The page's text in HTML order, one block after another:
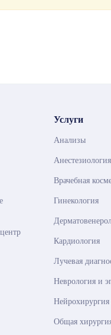
Услуги
Анализы
Врачебная
Гинекология
Кардиология
Лучевая
Неврология и
Нейрохирургия
Общая